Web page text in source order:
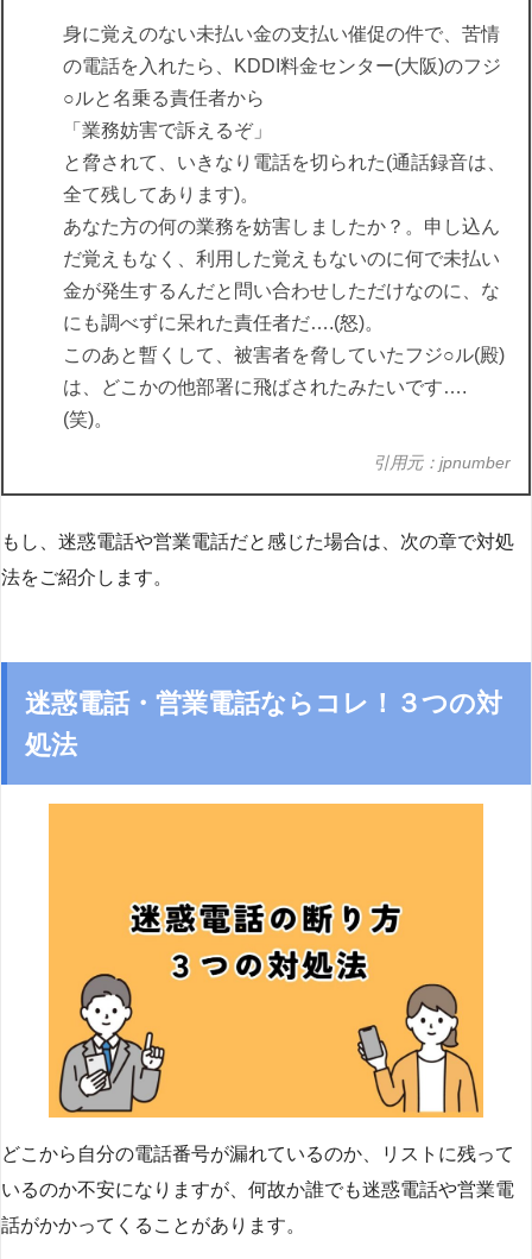
身に覚えのない未払い金の支払い催促の件で、苦情
の電話を入れたら、KDDI料金センター(大阪)のフジ
○ルと名乗る責任者から
「業務妨害で訴えるぞ」
と脅されて、いきなり電話を切られた(通話録音は、
全て残してあります)。
あなた方の何の業務を妨害しましたか？。申し込ん
だ覚えもなく、利用した覚えもないのに何で未払い
金が発生するんだと問い合わせしただけなのに、な
にも調べずに呆れた責任者だ….(怒)。
このあと暫くして、被害者を脅していたフジ○ル(殿)
は、どこかの他部署に飛ばされたみたいです….
(笑)。
引用元：jpnumber
もし、迷惑電話や営業電話だと感じた場合は、次の章で対処
法をご紹介します。
迷惑電話・営業電話ならコレ！３つの対
処法
どこから自分の電話番号が漏れているのか、リストに残って
いるのか不安になりますが、何故か誰でも迷惑電話や営業電
話がかかってくることがあります。